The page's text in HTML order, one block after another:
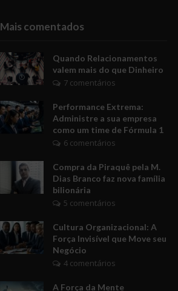
Mais comentados
Quando Relacionamentos
valem mais do que Dinheiro
7 comentários
Performance Extrema:
Administre a sua empresa
como um time de Fórmula 1
6 comentários
Compra da Piraquê pela M.
Dias Branco faz nova família
bilionária
5 comentários
Cultura Organizacional: A
Força Invisível que Move seu
Negócio
4 comentários
A Força da Mente